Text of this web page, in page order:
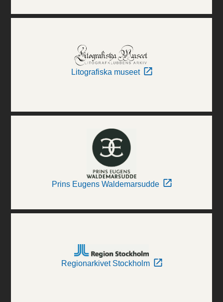
Litografiska museet
Prins Eugens Waldemarsudde
Regionarkivet Stockholm